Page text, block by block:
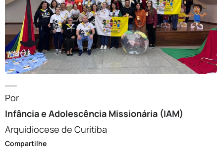
Por
Infância e Adolescência Missionária (IAM)
Arquidiocese de Curitiba
Compartilhe